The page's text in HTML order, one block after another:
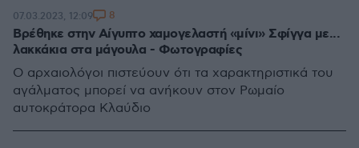
Βρέθηκε στην Αίγυπτο χαμογελαστή «μίνι» Σφίγγα με...
λακκάκια στα μάγουλα - Φωτογραφίες
Ο αρχαιολόγοι πιστεύουν ότι τα χαρακτηριστικά του
αγάλματος μπορεί να ανήκουν στον Ρωμαίο
αυτοκράτορα Κλαύδιο
07.03.2023, 12:09 8